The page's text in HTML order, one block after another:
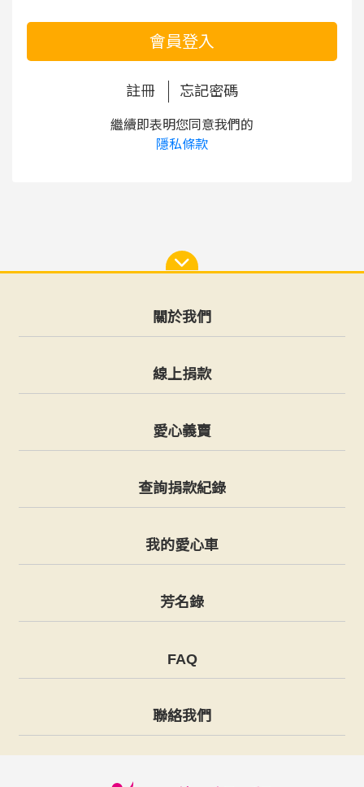
會員登入
註冊 忘記密碼
繼續即表明您同意我們的
隱私條款
關於我們
線上捐款
愛心義賣
查詢捐款紀錄
我的愛心車
芳名錄
FAQ
聯絡我們